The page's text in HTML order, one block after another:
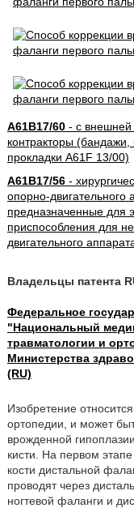
A61B17/60- с внешней
контракторы
прокладки A61F 13/00)
A61B17/56-
опорно-двигательного
предназначенные для
приспособления для
двигательного
Владельцы патента
Федеральное
"Национальный
травматологии и
Министерства
(RU)
Изобретение
ортопедии, и может
врожденной
кисти. На первом
кости дистальной
проводят через
ногтевой фаланги и